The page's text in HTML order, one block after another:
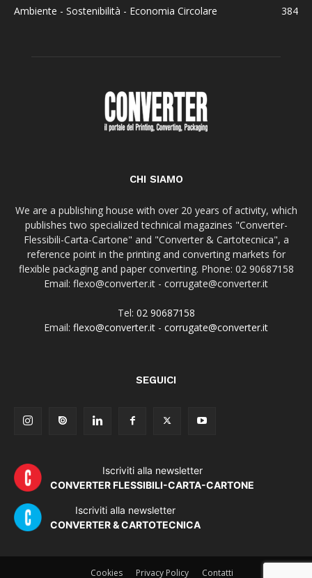
Ambiente - Sostenibilità - Economia Circolare
384
CHI SIAMO
We are a publishing house with over 20 years of activity, which
publishes two specialized technical magazines "Converter-
Flessibili-Carta-Cartone" and "Converter & Cartotecnica", a
reference point in the printing and converting markets for
flexible packaging and paper converting. Phone: 02 90687158
Email: flexo@converter.it - corrugate@converter.it
Tel: 02 90687158
Email: flexo@converter.it - corrugate@converter.it
SEGUICI
Iscriviti alla newsletter
CONVERTER FLESSIBILI-CARTA-CARTONE
Iscriviti alla newsletter
CONVERTER & CARTOTECNICA
Cookies Privacy Policy Contatti